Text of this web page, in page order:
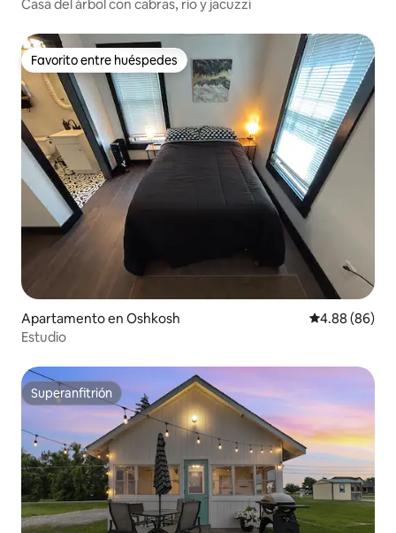
Casa del árbol con cabras, río y jacuzzi
Favorito entre huéspedes
Favorito entre huéspedes
Apartamento en Oshkosh Calificación
4.88 (86)
Estudio
Superanfitrión
Superanfitrión